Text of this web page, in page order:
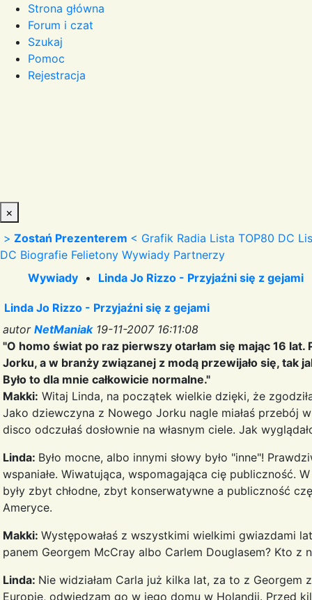
Strona główna
Forum i czat
Szukaj
Pomoc
Rejestracja
×
> Zostań Prezenterem < Grafik Radia Lista TOP80 DC
DC Biografie Felietony Wywiady Partnerzy
Wywiady • Linda Jo Rizzo - Przyjaźni się z gejami
Linda Jo Rizzo - Przyjaźni się z gejami
autor NetManiak19-11-2007 16:11:08
"O homo świat po raz pierwszy otarłam się mając 16 lat.
Jorku, a w branży związanej z modą przewijało się, tak
Było to dla mnie całkowicie normalne."
Makki: Witaj Linda, na początek wielkie dzięki, że
Jako dziewczyna z Nowego Jorku nagle miałaś przebój
disco odczułaś dosłownie na własnym ciele. Jak
Linda: Było mocne, albo innymi słowy było "inne"!
wspaniałe. Wiwatująca, wspomagająca cię publiczność.
były zbyt chłodne, zbyt konserwatywne a publiczność
Ameryce.
Makki: Występowałaś z wszystkimi wielkimi gwiazdami
panem Georgem McCray albo Carlem Douglasem? Kto z
Linda: Nie widziałam Carla już kilka lat, za to z Georgem
Europie, odwiedzam go w jego domu w Holandii. Przed